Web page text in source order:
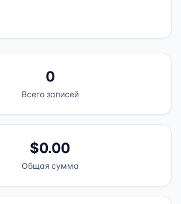
0
Всего записей
$0.00
Общая сумма